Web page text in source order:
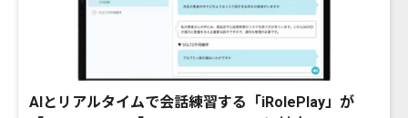
AIとリアルタイムで会話練習する「iRolePlay」が